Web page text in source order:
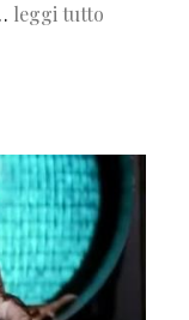
leggi tutto